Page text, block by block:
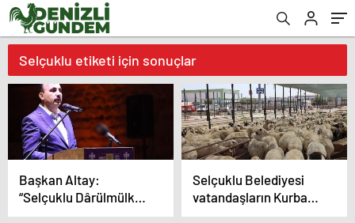
Selçuklu etiketi için sonuçlar
Başkan Altay:
“Selçuklu Dârülmülkü
Konya Türkiye
Selçuklu Belediyesi
vatandaşların Kurban
Bayramı’nı rahat ve